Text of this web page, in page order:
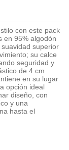
con este pack
en 95% algodón
superior
su calce
seguridad y
de 4 cm
en su lugar
opción ideal
diseño, con
y una
hasta el